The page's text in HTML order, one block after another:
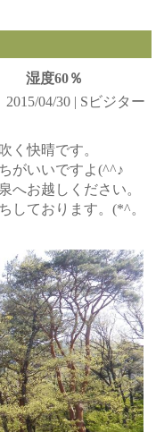
度60％
2015/04/30 | Sビジター
く快晴です。
がいいですよ(^^♪
へお越しください。
しております。(*^。